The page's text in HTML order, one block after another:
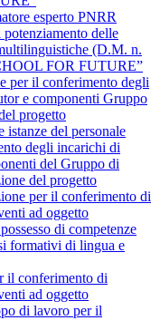
esperto PNRR
delle
(D.M. n.
FOR FUTURE”
per il conferimento degli
e componenti Gruppo
progetto
istanze del personale
degli incarichi di
del Gruppo di
del progetto
per il conferimento di
ad oggetto
di competenze
formativi di lingua e
il conferimento di
ad oggetto
di lavoro per il